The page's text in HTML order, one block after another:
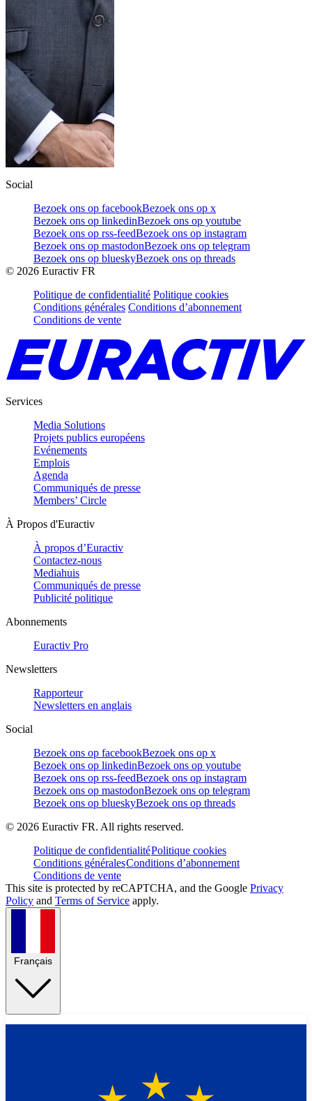
Social
Bezoek ons op facebookBezoek ons op x
Bezoek ons op linkedinBezoek ons op youtube
Bezoek ons op rss-feedBezoek ons op instagram
Bezoek ons op mastodonBezoek ons op telegram
Bezoek ons op blueskyBezoek ons op threads
© 2026 Euractiv FR
Politique de confidentialité Politique cookies
Conditions générales Conditions d’abonnement
Conditions de vente
Services
Media Solutions
Projets publics européens
Evénements
Emplois
Agenda
Communiqués de presse
Members’ Circle
À Propos d'Euractiv
À propos d’Euractiv
Contactez-nous
Mediahuis
Communiqués de presse
Publicité politique
Abonnements
Euractiv Pro
Newsletters
Rapporteur
Newsletters en anglais
Social
Bezoek ons op facebookBezoek ons op x
Bezoek ons op linkedinBezoek ons op youtube
Bezoek ons op rss-feedBezoek ons op instagram
Bezoek ons op mastodonBezoek ons op telegram
Bezoek ons op blueskyBezoek ons op threads
© 2026 Euractiv FR. All rights reserved.
Politique de confidentialitéPolitique cookies
Conditions généralesConditions d’abonnement
Conditions de vente
This site is protected by reCAPTCHA, and the Google Privacy
Policy and Terms of Service apply.
Français